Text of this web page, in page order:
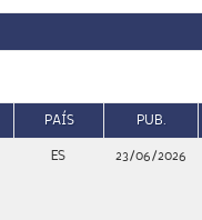
PAÍS PUB.
ES 23/06/2026